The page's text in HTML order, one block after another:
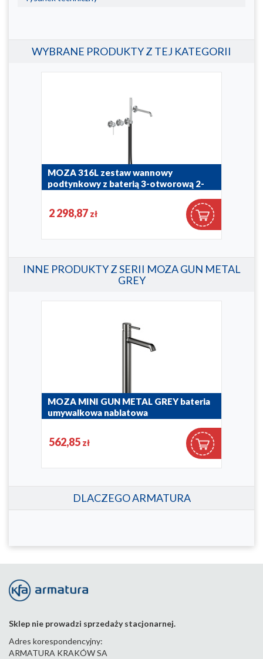
WYBRANE PRODUKTY Z TEJ KATEGORII
MOZA 316L zestaw wannowy
podtynkowy z baterią 3-otworową 2-
5049-410-22
2 298,87 zł
INNE PRODUKTY Z SERII MOZA GUN METAL
GREY
MOZA MINI GUN METAL GREY bateria
umywalkowa nablatowa
562,85 zł
DLACZEGO ARMATURA
Sklep nie prowadzi sprzedaży stacjonarnej.
Adres korespondencyjny:
ARMATURA KRAKÓW SA